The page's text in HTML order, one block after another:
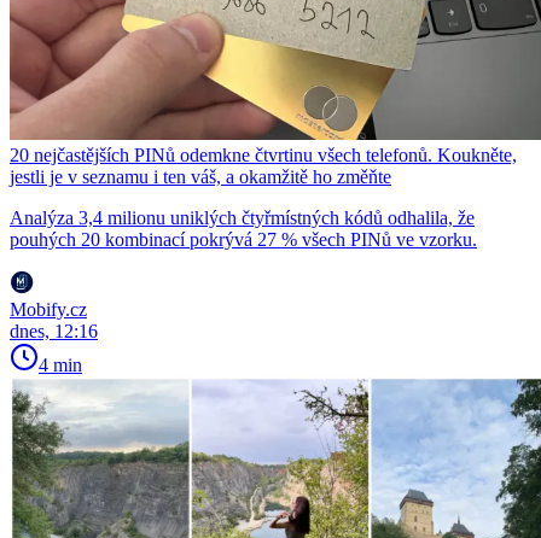
20 nejčastějších PINů odemkne čtvrtinu všech telefonů. Koukněte,
jestli je v seznamu i ten váš, a okamžitě ho změňte
Analýza 3,4 milionu uniklých čtyřmístných kódů odhalila, že
pouhých 20 kombinací pokrývá 27 % všech PINů ve vzorku.
Mobify.cz
dnes, 12:16
4 min